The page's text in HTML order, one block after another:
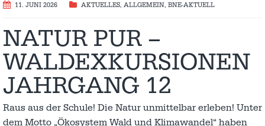
11. JUNI 2026 AKTUELLES, ALLGEMEIN, BNE-AKTUELL
NATUR PUR –
WALDEXKURSIONEN
JAHRGANG 12
Raus aus der Schule! Die Natur unmittelbar erleben! Unter
dem Motto „Ökosystem Wald und Klimawandel“ haben